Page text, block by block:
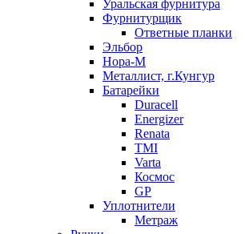
Уральская фурнитура
Фурнитурщик
Ответные планки
Эльбор
Нора-М
Металлист, г.Кунгур
Батарейки
Duracell
Energizer
Renata
TMI
Varta
Космос
GP
Уплотнители
Метраж